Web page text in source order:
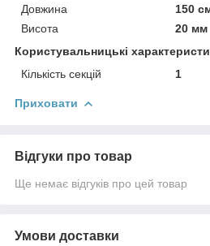
Довжина
150
Висота
20 мм
Користувальницькі
Кількість секцій
1
Приховати
Відгуки про товар
Ще немає відгуків про цей товар
Умови доставки